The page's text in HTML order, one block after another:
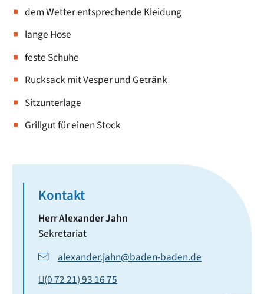
dem Wetter entsprechende Kleidung
lange Hose
feste Schuhe
Rucksack mit Vesper und Getränk
Sitzunterlage
Grillgut für einen Stock
Kontakt
HerrAlexanderJahn
Sekretariat
alexander.jahn@baden-baden.de
(07221) 931675